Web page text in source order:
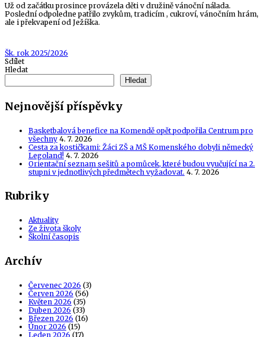
s
názvem
Už od začátku prosince provázela děti v družině vánoční nálada.
Poslední odpoledne patřilo zvykům, tradicím , cukroví, vánočním hrám,
ale i překvapení od Ježíška.
Tags
Šk. rok 2025/2026
Sdílet
Hledat
Hledat
Nejnovější příspěvky
Basketbalová benefice na Komendě opět podpořila Centrum pro
všechny 4. 7. 2026
Cesta za kostičkami: Žáci ZŠ a MŠ Komenského dobyli německý
Legoland! 4. 7. 2026
Orientační seznam sešitů a pomůcek, které budou vyučující na 2.
stupni v jednotlivých předmětech vyžadovat. 4. 7. 2026
Rubriky
Aktuality
Ze života školy
Školní časopis
Archív
Červenec 2026 (3)
Červen 2026 (56)
Květen 2026 (35)
Duben 2026 (33)
Březen 2026 (16)
Únor 2026 (15)
Leden 2026 (17)